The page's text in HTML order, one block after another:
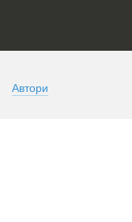
Автори